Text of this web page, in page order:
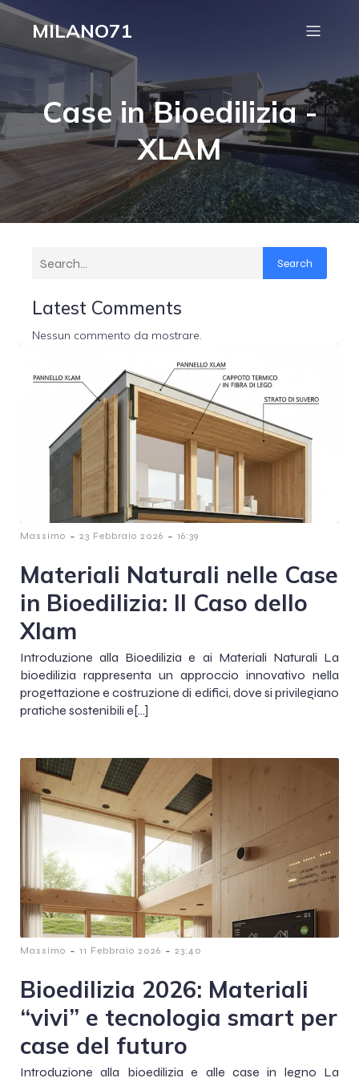
MILANO71
Case in Bioedilizia -
XLAM
Search
Latest Comments
Nessun commento da mostrare.
Massimo - 23 Febbraio 2026 - 16:39
Materiali Naturali nelle Case
in Bioedilizia: Il Caso dello
Xlam
Introduzione alla Bioedilizia e ai Materiali Naturali La
bioedilizia rappresenta un approccio innovativo nella
progettazione e costruzione di edifici, dove si privilegiano
pratiche sostenibili e[…]
Massimo - 11 Febbraio 2026 - 23:40
Bioedilizia 2026: Materiali
“vivi” e tecnologia smart per
case del futuro
Introduzione alla bioedilizia e alle case in legno La